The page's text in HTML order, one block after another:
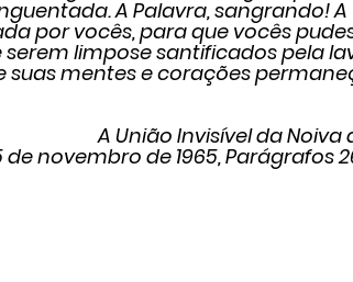
A Palavra, sangrando! A
por vocês, para que vocês
limpose santificados pela
suas mentes e corações
A União Invisível da Noiva
de novembro de 1965, Parágrafos